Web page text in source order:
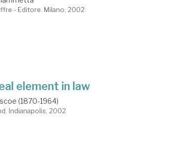
- Editore. Milano, 2002
element in law
(1870-1964)
Indianapolis, 2002